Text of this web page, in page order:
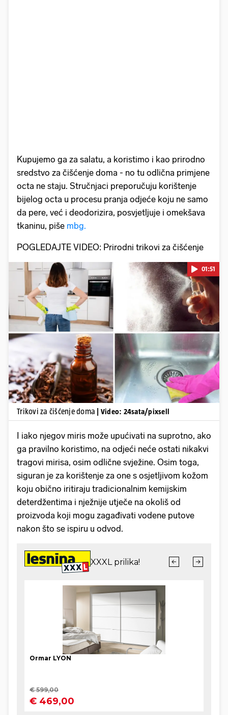
Kupujemo ga za salatu, a koristimo i kao prirodno
sredstvo za čišćenje doma - no tu odlična primjene
octa ne staju. Stručnjaci preporučuju korištenje
bijelog octa u procesu pranja odjeće koju ne samo
da pere, već i deodorizira, posvjetljuje i omekšava
tkaninu, piše mbg.
POGLEDAJTE VIDEO: Prirodni trikovi za čišćenje
Pokretanje videa...
01:51
Trikovi za čišćenje doma | Video: 24sata/pixsell
I iako njegov miris može upućivati na suprotno, ako
ga pravilno koristimo, na odjeći neće ostati nikakvi
tragovi mirisa, osim odlične svježine. Osim toga,
siguran je za korištenje za one s osjetljivom kožom
koju obično iritiraju tradicionalnim kemijskim
deterdžentima i nježnije utječe na okoliš od
proizvoda koji mogu zagađivati ​​vodene putove
nakon što se ispiru u odvod.